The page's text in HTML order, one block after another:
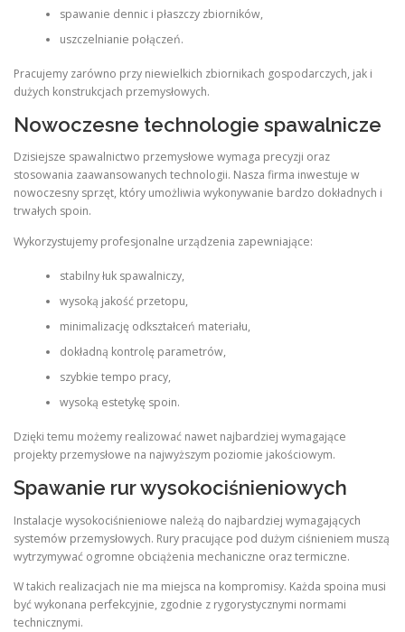
spawanie dennic i płaszczy zbiorników,
uszczelnianie połączeń.
Pracujemy zarówno przy niewielkich zbiornikach gospodarczych, jak i
dużych konstrukcjach przemysłowych.
Nowoczesne technologie spawalnicze
Dzisiejsze spawalnictwo przemysłowe wymaga precyzji oraz
stosowania zaawansowanych technologii. Nasza firma inwestuje w
nowoczesny sprzęt, który umożliwia wykonywanie bardzo dokładnych i
trwałych spoin.
Wykorzystujemy profesjonalne urządzenia zapewniające:
stabilny łuk spawalniczy,
wysoką jakość przetopu,
minimalizację odkształceń materiału,
dokładną kontrolę parametrów,
szybkie tempo pracy,
wysoką estetykę spoin.
Dzięki temu możemy realizować nawet najbardziej wymagające
projekty przemysłowe na najwyższym poziomie jakościowym.
Spawanie rur wysokociśnieniowych
Instalacje wysokociśnieniowe należą do najbardziej wymagających
systemów przemysłowych. Rury pracujące pod dużym ciśnieniem muszą
wytrzymywać ogromne obciążenia mechaniczne oraz termiczne.
W takich realizacjach nie ma miejsca na kompromisy. Każda spoina musi
być wykonana perfekcyjnie, zgodnie z rygorystycznymi normami
technicznymi.